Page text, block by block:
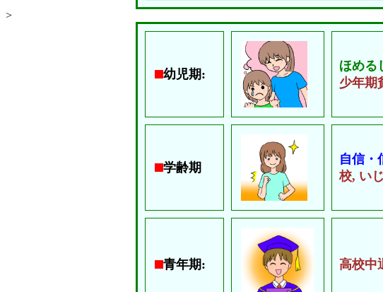
>
幼児期:
ほめる
少年期
学齢期
自信・
校, い
青年期: 高校中